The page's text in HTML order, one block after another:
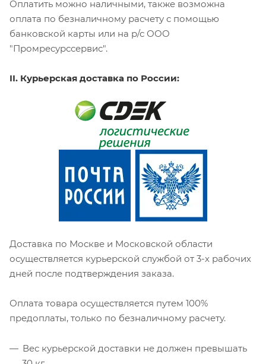
Оплатить можно наличными, также возможна
оплата по безналичному расчету с помощью
банковской карты или на р/с ООО
"Промресурссервис".
II. Курьерская доставка по России:
Доставка по Москве и Московской области
осуществляется курьерской службой от 3-х рабочих
дней после подтверждения заказа.
Оплата товара осуществляется путем 100%
предоплаты, только по безналичному расчету.
Вес курьерской доставки не должен превышать